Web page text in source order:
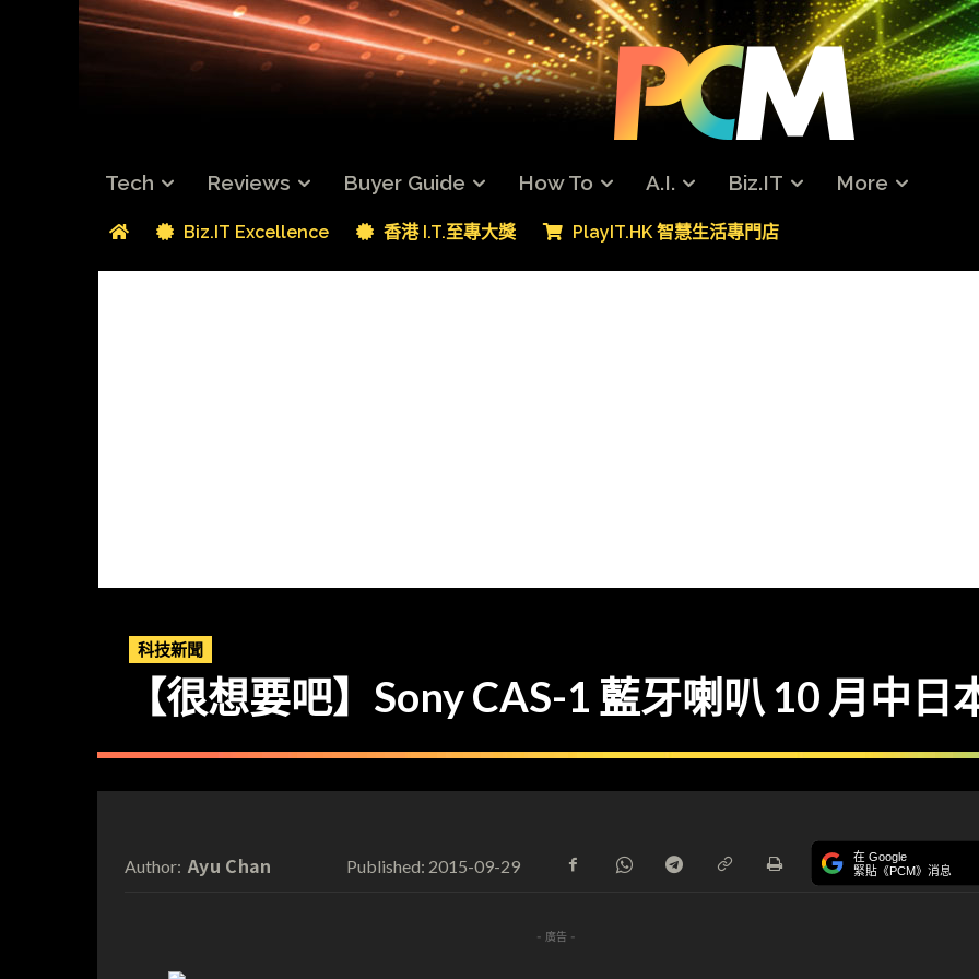
Tech Reviews Buyer Guide How To A.I. Biz.IT More
Biz.IT Excellence 香港 I.T.至專大獎 PlayIT.HK 智慧生活專門店
科技新聞
【很想要吧】Sony CAS-1 藍牙喇叭 10 月中日
Author: Ayu Chan Published: 2015-09-29 在 Google
緊貼《PCM》消息
- 廣告 -